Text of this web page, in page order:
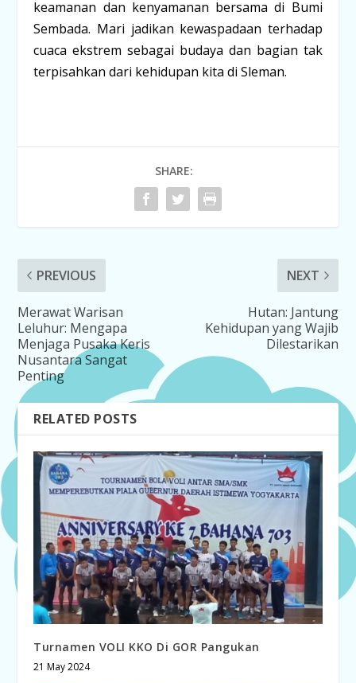
keamanan dan kenyamanan bersama di Bumi
Sembada. Mari jadikan kewaspadaan terhadap
cuaca ekstrem sebagai budaya dan bagian tak
terpisahkan dari kehidupan kita di Sleman.
SHARE:
PREVIOUS
Merawat Warisan
Leluhur: Mengapa
Menjaga Pusaka Keris
Nusantara Sangat
Penting
NEXT
Hutan: Jantung
Kehidupan yang Wajib
Dilestarikan
RELATED POSTS
Turnamen VOLI KKO Di GOR Pangukan
21 May 2024